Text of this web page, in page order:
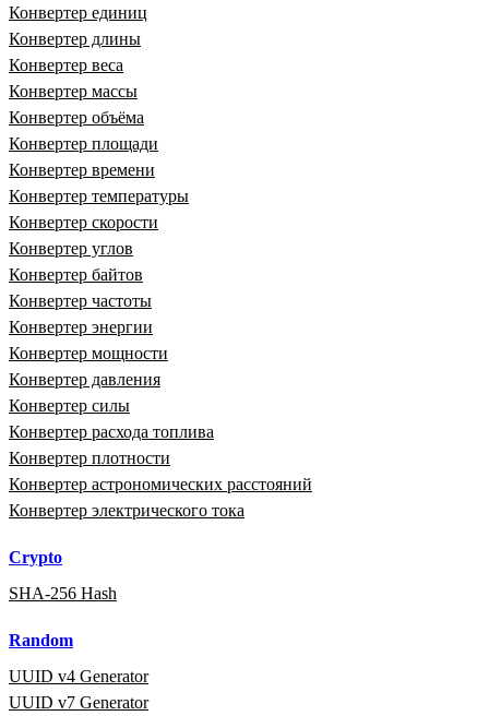
Конвертер единиц
Конвертер длины
Конвертер веса
Конвертер массы
Конвертер объёма
Конвертер площади
Конвертер времени
Конвертер температуры
Конвертер скорости
Конвертер углов
Конвертер байтов
Конвертер частоты
Конвертер энергии
Конвертер мощности
Конвертер давления
Конвертер силы
Конвертер расхода топлива
Конвертер плотности
Конвертер астрономических расстояний
Конвертер электрического тока
Crypto
SHA-256 Hash
Random
UUID v4 Generator
UUID v7 Generator